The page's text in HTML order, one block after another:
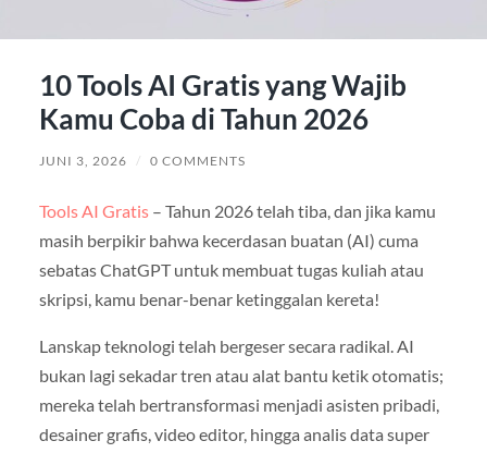
10 Tools AI Gratis yang Wajib
Kamu Coba di Tahun 2026
JUNI 3, 2026 / 0 COMMENTS
Tools AI Gratis– Tahun 2026 telah tiba, dan jika kamu
masih berpikir bahwa kecerdasan buatan (AI) cuma
sebatas ChatGPT untuk membuat tugas kuliah atau
skripsi, kamu benar-benar ketinggalan kereta!
Lanskap teknologi telah bergeser secara radikal. AI
bukan lagi sekadar tren atau alat bantu ketik otomatis;
mereka telah bertransformasi menjadi asisten pribadi,
desainer grafis, video editor, hingga analis data super